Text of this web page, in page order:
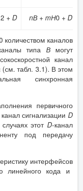
+D nВ + mН0 + D
каналов
типа Вмогут
канал
табл. 3.1). В этом
синхронная
первичного
сигнализации D
этот D-канал
под передачу
интерфейсов
линейного кода и